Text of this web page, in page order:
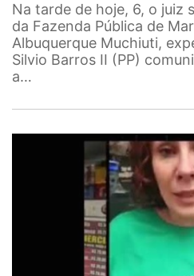
Na tarde de hoje, 6, o juiz
da Fazenda Pública de
Albuquerque Muchiuti,
Silvio Barros II (PP)
a…